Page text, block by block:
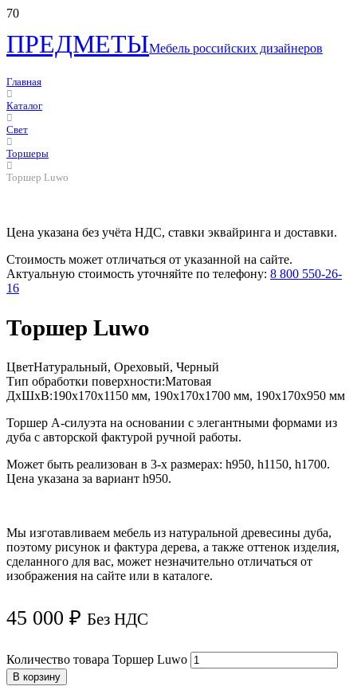
ПРЕДМЕТЫМебель российских дизайнеров
Главная
Каталог
Свет
Торшеры
Торшер Luwo
Цена указана без учёта НДС, ставки эквайринга и доставки.
Стоимость может отличаться от указанной на сайте.
Актуальную стоимость уточняйте по телефону: 8 800 550-26-
16
Торшер Luwo
ЦветНатуральный, Ореховый, Черный
Тип обработки поверхности:Матовая
ДxШxВ:190х170х1150 мм, 190х170х1700 мм, 190х170х950 мм
Торшер А-силуэта на основании с элегантными формами из
дуба с авторской фактурой ручной работы.
Может быть реализован в 3-х размерах: h950, h1150, h1700.
Цена указана за вариант h950.
Мы изготавливаем мебель из натуральной древесины дуба,
поэтому рисунок и фактура дерева, а также оттенок изделия,
сделанного для вас, может незначительно отличаться от
изображения на сайте или в каталоге.
45 000 ₽ Без НДС
Количество товара Торшер Luwo
В корзину